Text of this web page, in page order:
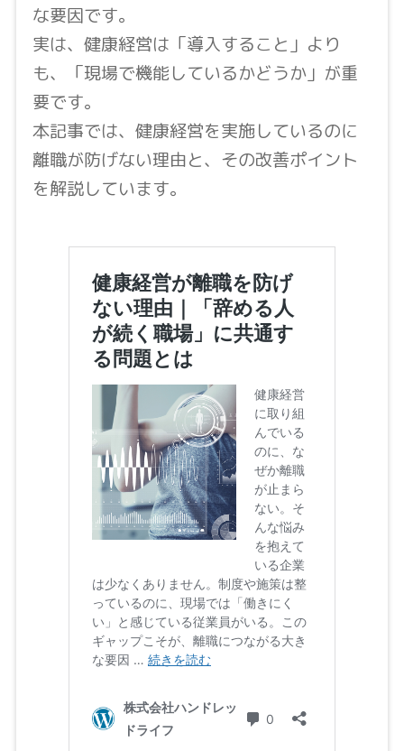
な要因です。
実は、健康経営は「導入すること」より
も、「現場で機能しているかどうか」が重
要です。
本記事では、健康経営を実施しているのに
離職が防げない理由と、その改善ポイント
を解説しています。